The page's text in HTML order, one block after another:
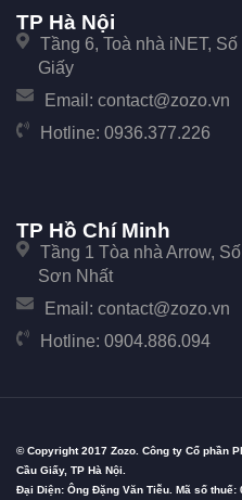
TP Hà Nội
Tầng 6, Toà nhà iNET,
Giấy
Email: contact@zozo.vn
Hotline: 0936.377.226
TP Hồ Chí Minh
Tầng 1 Tòa nhà Arrow,
Sơn Nhất
Email: contact@zozo.vn
Hotline: 0904.886.094
© Copyright 2017 Zozo. Công ty Cổ phần
Cầu Giấy, TP Hà Nội.
Đại Diện: Ông Đặng Văn Tiễu. Mã số